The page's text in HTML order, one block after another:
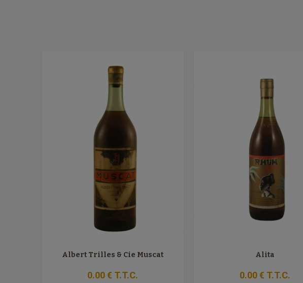
Albert Trilles & Cie Muscat
0.00€ T.T.C.
Alita
0.00€ T.T.C.